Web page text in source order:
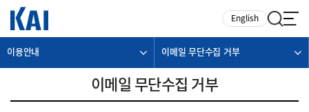
English
이용안내 이메일 무단수집 거부
이메일 무단수집 거부